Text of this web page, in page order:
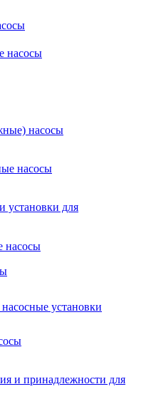
насосы
насосы
насосы
установки для
насосы
установки
и принадлежности для